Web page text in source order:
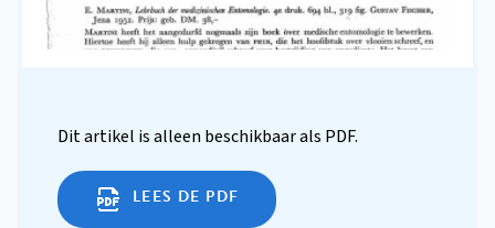
Dit artikel is alleen beschikbaar als PDF.
LEES DE PDF